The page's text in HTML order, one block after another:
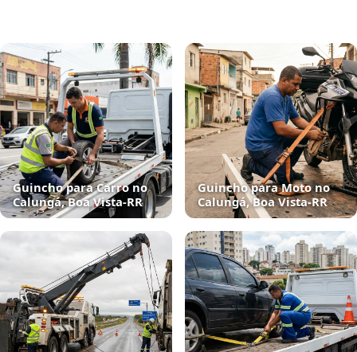
Guincho para Carro no
Calungá, Boa Vista‑RR
Guincho para Moto no
Calungá, Boa Vista‑RR